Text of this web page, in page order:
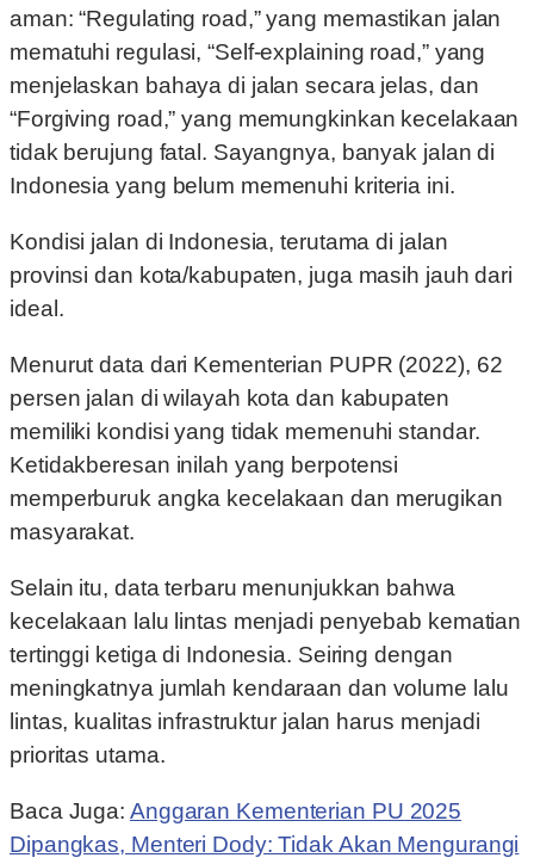
aman: “Regulating road,” yang memastikan jalan
mematuhi regulasi, “Self-explaining road,” yang
menjelaskan bahaya di jalan secara jelas, dan
“Forgiving road,” yang memungkinkan kecelakaan
tidak berujung fatal. Sayangnya, banyak jalan di
Indonesia yang belum memenuhi kriteria ini.
Kondisi jalan di Indonesia, terutama di jalan
provinsi dan kota/kabupaten, juga masih jauh dari
ideal.
Menurut data dari Kementerian PUPR (2022), 62
persen jalan di wilayah kota dan kabupaten
memiliki kondisi yang tidak memenuhi standar.
Ketidakberesan inilah yang berpotensi
memperburuk angka kecelakaan dan merugikan
masyarakat.
Selain itu, data terbaru menunjukkan bahwa
kecelakaan lalu lintas menjadi penyebab kematian
tertinggi ketiga di Indonesia. Seiring dengan
meningkatnya jumlah kendaraan dan volume lalu
lintas, kualitas infrastruktur jalan harus menjadi
prioritas utama.
Baca Juga: Anggaran Kementerian PU 2025
Dipangkas, Menteri Dody: Tidak Akan Mengurangi